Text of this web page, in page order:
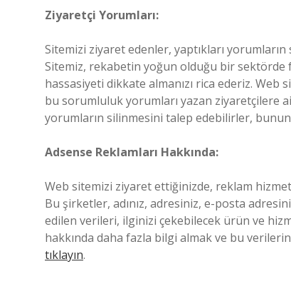
Ziyaretçi Yorumları:
Sitemizi ziyaret edenler, yaptıkları
Sitemiz, rekabetin yoğun olduğu bir
hassasiyeti dikkate almanızı rica ederiz.
bu sorumluluk yorumları yazan ziyaretçilere
yorumların silinmesini talep edebilirler,
Adsense Reklamları Hakkında:
Web sitemizi ziyaret ettiğinizde, reklam
Bu şirketler, adınız, adresiniz, e-posta
edilen verileri, ilginizi çekebilecek ürün ve
hakkında daha fazla bilgi almak ve bu
tıklayın.